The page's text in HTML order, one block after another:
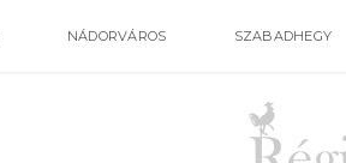
NÁDORVÁROS SZABADHEGY